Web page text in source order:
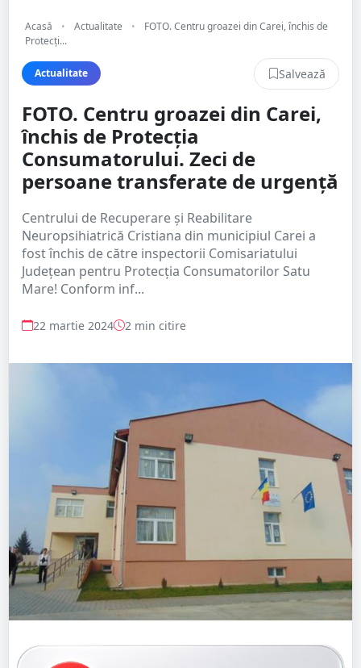
Acasă • Actualitate •
FOTO. Centru groazei din Carei, închis de
Protecți...
Actualitate Salvează
FOTO. Centru groazei din Carei,
închis de Protecția
Consumatorului. Zeci de
persoane transferate de urgență
Centrului de Recuperare şi Reabilitare
Neuropsihiatrică Cristiana din municipiul Carei a
fost închis de către inspectorii Comisariatului
Județean pentru Protecția Consumatorilor Satu
Mare! Conform inf...
22 martie 2024 2 min citire